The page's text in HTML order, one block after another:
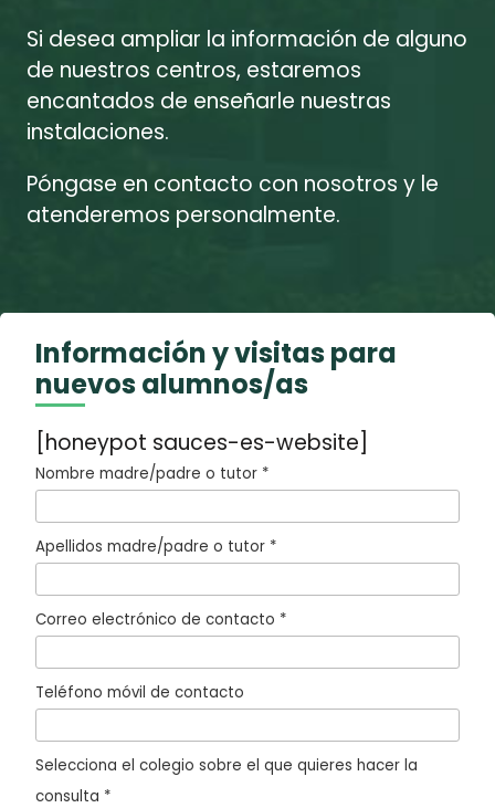
Si desea ampliar la información de alguno
de nuestros centros, estaremos
encantados de enseñarle nuestras
instalaciones.
Póngase en contacto con nosotros y le
atenderemos personalmente.
Información y visitas para
nuevos alumnos/as
[honeypot sauces-es-website]
Nombre madre/padre o tutor *
Apellidos madre/padre o tutor *
Correo electrónico de contacto *
Teléfono móvil de contacto
Selecciona el colegio sobre el que quieres hacer la
consulta *